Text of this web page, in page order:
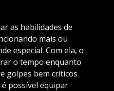
as habilidades de
mais ou
especial. Com ela, o
o tempo enquanto
golpes bem críticos
possível equipar